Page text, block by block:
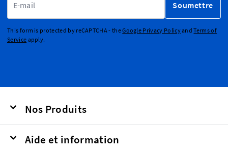
Soumettre
This form is protected by reCAPTCHA - theGoogle Privacy PolicyandTerms of
Service apply.
Nos Produits
Aide et information